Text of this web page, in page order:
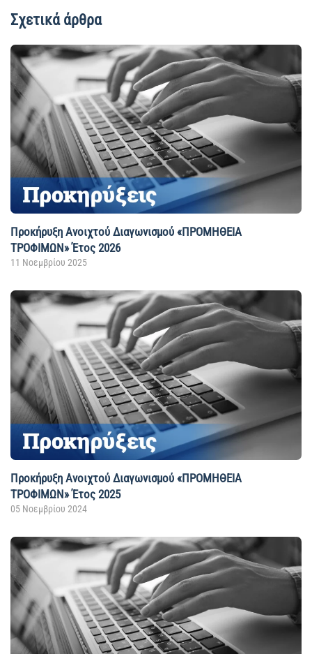
Σχετικά άρθρα
Προκήρυξη Ανοιχτού Διαγωνισμού «ΠΡΟΜΗΘΕΙΑ
ΤΡΟΦΙΜΩΝ» Έτος 2026
11 Νοεμβρίου 2025
Προκήρυξη Ανοιχτού Διαγωνισμού «ΠΡΟΜΗΘΕΙΑ
ΤΡΟΦΙΜΩΝ» Έτος 2025
05 Νοεμβρίου 2024